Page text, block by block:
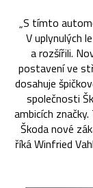
„S tímto
V uplynulých
a rozšířili.
postavení ve
dosahuje
společnosti
ambicích
Škoda nové
říká Winfried